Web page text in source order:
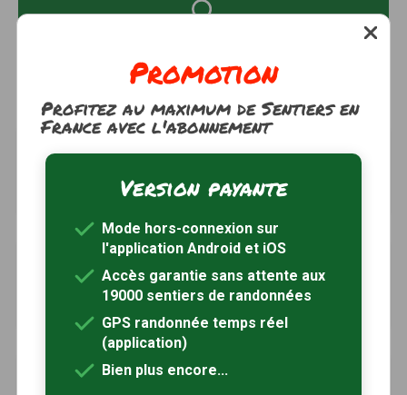
qui correspondent à vos critères de
Réinitialiser
10.5 km Tracé GPS
Jouy-sur-Morin
Jouy-sur-Morin, Seine-et-Marne (77)
Le plateau de Bassevelleà 9km
Promotion
Profitez au maximum de Sentiers en
France avec l'abonnement
Version payante
Mode hors-connexion sur
l'application Android et iOS
Accès garantie sans attente aux
19000 sentiers de randonnées
GPS randonnée temps réel
(application)
Bien plus encore...